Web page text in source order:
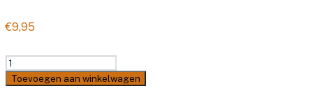
€9,95
TravelSafe
Extractor
-
Toevoegen aan winkelwagen